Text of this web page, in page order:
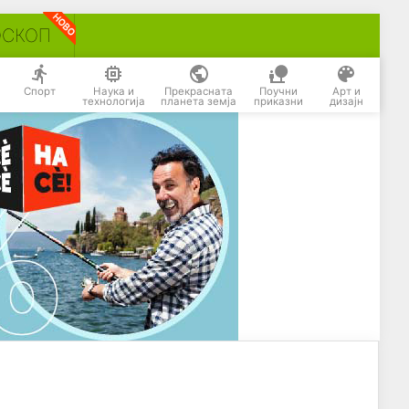
Спорт Наука и
технологија
Прекрасната
планета земја
Поучни
приказни
Арт и
дизајн